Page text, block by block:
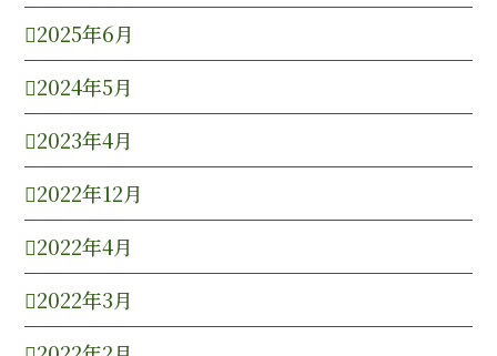
2025年6月
2024年5月
2023年4月
2022年12月
2022年4月
2022年3月